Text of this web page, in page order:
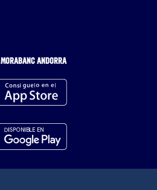
ANDORRA